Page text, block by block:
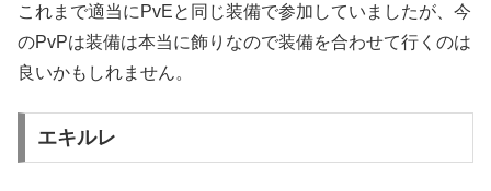
これまで適当にPvEと同じ装備で参加していましたが、今
のPvPは装備は本当に飾りなので装備を合わせて行くのは
良いかもしれません。
エキルレ